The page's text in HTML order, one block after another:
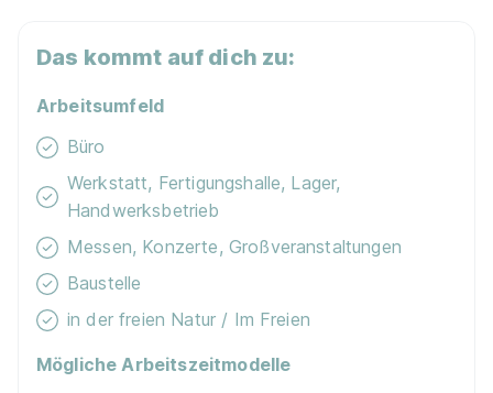
Das kommt auf dich zu:
Arbeitsumfeld
Büro
Werkstatt, Fertigungshalle, Lager,
Handwerksbetrieb
Messen, Konzerte, Großveranstaltungen
Baustelle
in der freien Natur / Im Freien
Mögliche Arbeitszeitmodelle